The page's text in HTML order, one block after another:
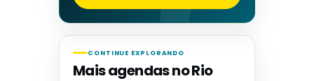
CONTINUE EXPLORANDO
Mais agendas no Rio